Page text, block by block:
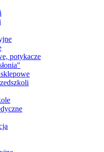
potykacze